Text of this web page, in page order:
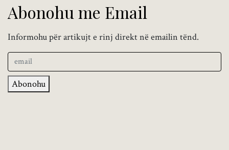
Abonohu me Email
Informohu për artikujt e rinj direkt në emailin tënd.
Abonohu